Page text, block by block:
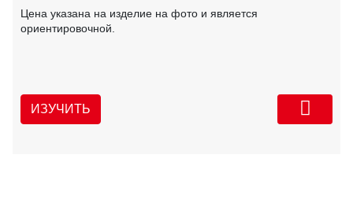
Цена указана на изделие на фото и является
ориентировочной.
ИЗУЧИТЬ